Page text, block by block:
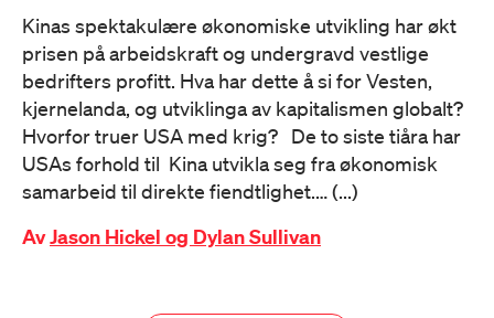
Kinas spektakulære økonomiske utvikling har økt
prisen på arbeidskraft og undergravd vestlige
bedrifters profitt. Hva har dette å si for Vesten,
kjernelanda, og utviklinga av kapitalismen globalt?
Hvorfor truer USA med krig? De to siste tiåra har
USAs forhold til Kina utvikla seg fra økonomisk
samarbeid til direkte fiendtlighet.… (...)
AvJason Hickel og Dylan Sullivan